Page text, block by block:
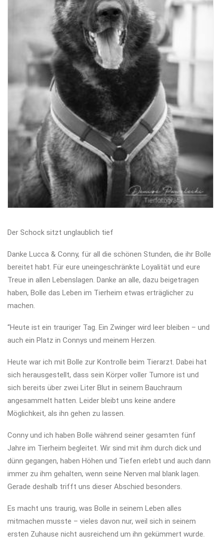
Der Schock sitzt unglaublich tief
Danke Lucca & Conny, für all die schönen Stunden, die ihr Bolle
bereitet habt. Für eure uneingeschränkte Loyalität und eure
Treue in allen Lebenslagen. Danke an alle, dazu beigetragen
haben, Bolle das Leben im Tierheim etwas erträglicher zu
machen.
“Heute ist ein trauriger Tag. Ein Zwinger wird leer bleiben – und
auch ein Platz in Connys und meinem Herzen.
Heute war ich mit Bolle zur Kontrolle beim Tierarzt. Dabei hat
sich herausgestellt, dass sein Körper voller Tumore ist und
sich bereits über zwei Liter Blut in seinem Bauchraum
angesammelt hatten. Leider bleibt uns keine andere
Möglichkeit, als ihn gehen zu lassen.
Conny und ich haben Bolle während seiner gesamten fünf
Jahre im Tierheim begleitet. Wir sind mit ihm durch dick und
dünn gegangen, haben Höhen und Tiefen erlebt und auch dann
immer zu ihm gehalten, wenn seine Nerven mal blank lagen.
Gerade deshalb trifft uns dieser Abschied besonders.
Es macht uns traurig, was Bolle in seinem Leben alles
mitmachen musste – vieles davon nur, weil sich in seinem
ersten Zuhause nicht ausreichend um ihn gekümmert wurde.